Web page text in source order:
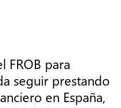
FROB para
seguir prestando
en España,